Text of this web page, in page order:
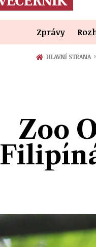
Zprávy
HLAVNÍ STRANA ›
Zoo